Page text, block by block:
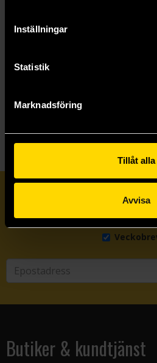
Inställningar
Statistik
Marknadsföring
Tillåt alla
Avvisa
Prenumerera på
Butiker & kundtjänst